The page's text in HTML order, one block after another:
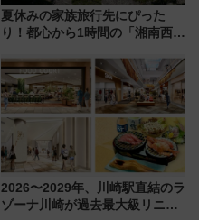
夏休みの家族旅行先にぴった
り！都心から1時間の「湘南西エ
島とは異なる魅力を持つ今夏の
注目スポット
2026〜2029年、川崎駅直結のラ
ゾーナ川崎が過去最大級リニュ